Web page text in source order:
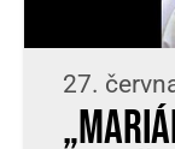
27.